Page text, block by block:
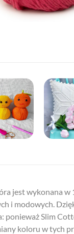
jest wykonana w
i modowych.
ponieważ Slim
koloru w tych